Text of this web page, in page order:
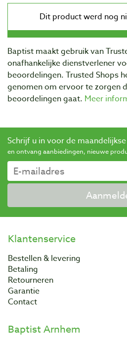
Baptist maakt gebruik van
onafhankelijke dienstverlener
beoordelingen. Trusted Shops
genomen om ervoor te zorgen
beoordelingen gaat. Meer
Schrijf u in voor de
en ontvang aanbiedingen, nieuwe
Klantenservice
Bestellen & levering
Betaling
Retourneren
Garantie
Contact
Baptist Arnhem